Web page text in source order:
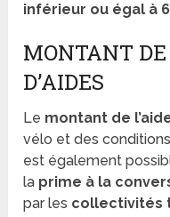
inférieur ou égal à
MONTANT
D’AIDES
Le montant de
vélo et des
est également
la prime à la
par les collectivités